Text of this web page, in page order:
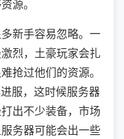
源。
新手容易忽略。一
烈，土豪玩家会扎
抢过他们的资源。
服，这时候服务器
出不少装备，市场
务器可能会出一些